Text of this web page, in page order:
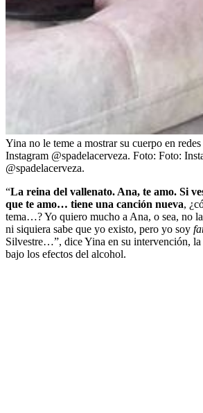
Yina no le teme a mostrar su cuerpo en
Instagram @spadelacerveza. Foto: Foto:
@spadelacerveza.
“La reina del vallenato. Ana, te amo. Si
que te amo… tiene una canción nueva,
tema…? Yo quiero mucho a Ana, o sea, no
ni siquiera sabe que yo existo, pero yo soy
Silvestre…”, dice Yina en su intervención,
bajo los efectos del alcohol.